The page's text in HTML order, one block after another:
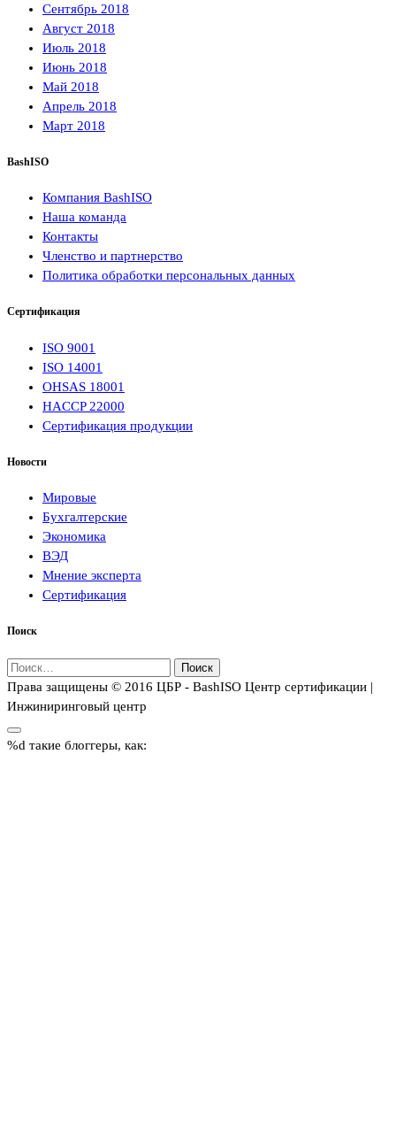
Сентябрь 2018
Август 2018
Июль 2018
Июнь 2018
Май 2018
Апрель 2018
Март 2018
BashISO
Компания BashISO
Наша команда
Контакты
Членство и партнерство
Политика обработки персональных данных
Сертификация
ISO 9001
ISO 14001
OHSAS 18001
HACCP 22000
Сертификация продукции
Новости
Мировые
Бухгалтерские
Экономика
ВЭД
Мнение эксперта
Сертификация
Поиск
Найти:
Права защищены © 2016 ЦБР - BashISO Центр сертификации |
Инжиниринговый центр
%d такие блоггеры, как: